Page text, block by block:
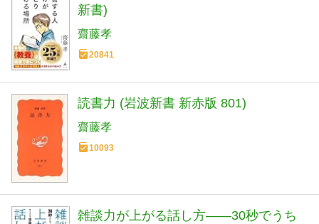
新書)
齋藤孝
20841
読書力 (岩波新書 新赤版 801)
齋藤孝
10093
雑談力が上がる話し方――30秒でうち